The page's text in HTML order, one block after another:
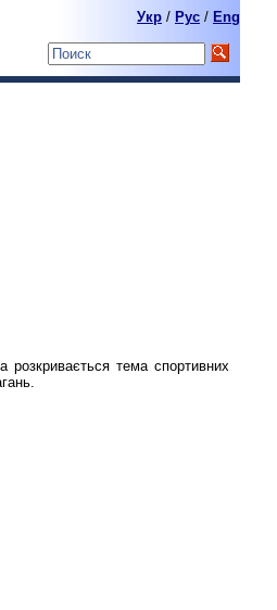
Укр / Pyc / Eng
розкривається тема спортивних